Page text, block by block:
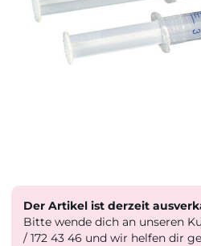
Der Artikel ist derzeit
Bitte wende dich an unseren
/ 172 43 46 und wir helfen dir